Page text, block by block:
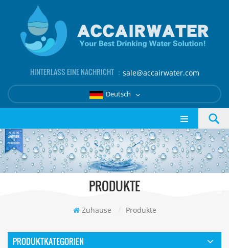
HINTERLASS EINE NACHRICHT ： sale@accairwater.com
Deutsch
PRODUKTE
Zuhause / Produkte
PRODUKTKATEGORIEN